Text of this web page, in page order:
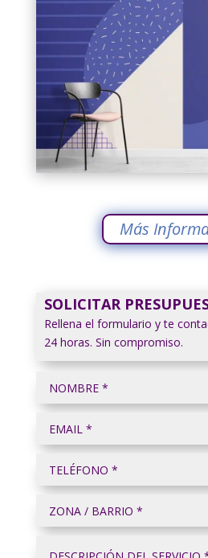
Más
SOLICITAR
Rellena el formulario y te
24 horas. Sin compromiso.